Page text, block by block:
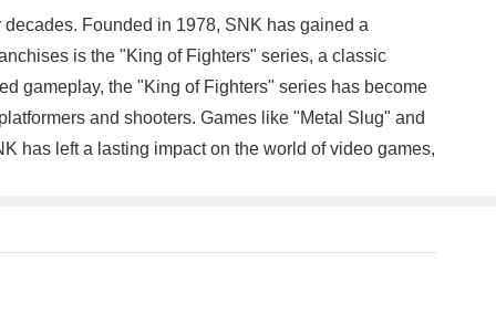
Founded in 1978, SNK has gained a
is the "King of Fighters" series, a classic
gameplay, the "King of Fighters" series has become
and shooters. Games like "Metal Slug" and
has left a lasting impact on the world of video games,